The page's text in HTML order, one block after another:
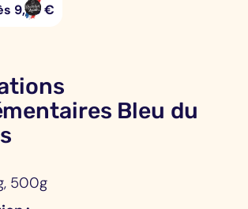
9,39€
Bleu du
500g